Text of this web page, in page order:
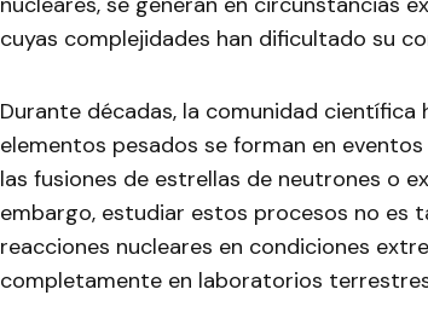
cuyas complejidades han dificultado su
Durante décadas, la comunidad científica
elementos pesados se forman en
las fusiones de estrellas de neutrones o
embargo, estudiar estos procesos no es
reacciones nucleares en condiciones
completamente en laboratorios